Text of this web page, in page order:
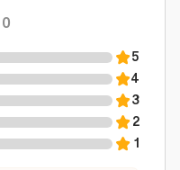
0
5
4
3
2
1